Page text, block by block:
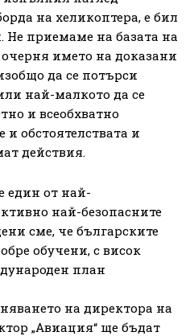
на хеликоптера, е бил
Не приемаме на базата на
името на доказани
да се потърси
най-малкото да се
и всеобхватно
и обстоятелствата и
действия.
един от най-
най-безопасните
сме, че българските
обучени, с висок
план
на директора на
„Авиация“ ще бъдат